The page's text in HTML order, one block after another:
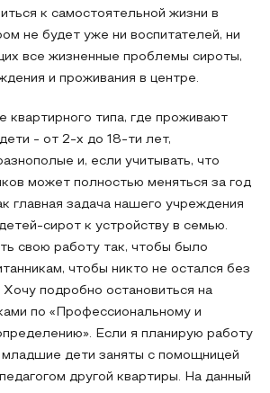
к самостоятельной жизни в
не будет уже ни воспитателей, ни
все жизненные проблемы сироты,
и проживания в центре.
квартирного типа, где проживают
- от 2-х до 18-ти лет,
и, если учитывать, что
может полностью меняться за год
главная задача нашего учреждения
сирот к устройству в семью.
свою работу так, чтобы было
чтобы никто не остался без
Хочу подробно остановиться на
по «Профессиональному и
Если я планирую работу
младшие дети заняты с помощницей
другой квартиры. На данный